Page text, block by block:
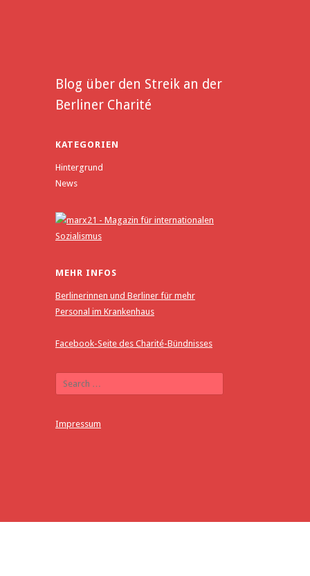
Blog über den Streik an der
Berliner Charité
KATEGORIEN
Hintergrund
News
MEHR INFOS
Berlinerinnen und Berliner für mehr
Personal im Krankenhaus
Facebook-Seite des Charité-Bündnisses
Impressum